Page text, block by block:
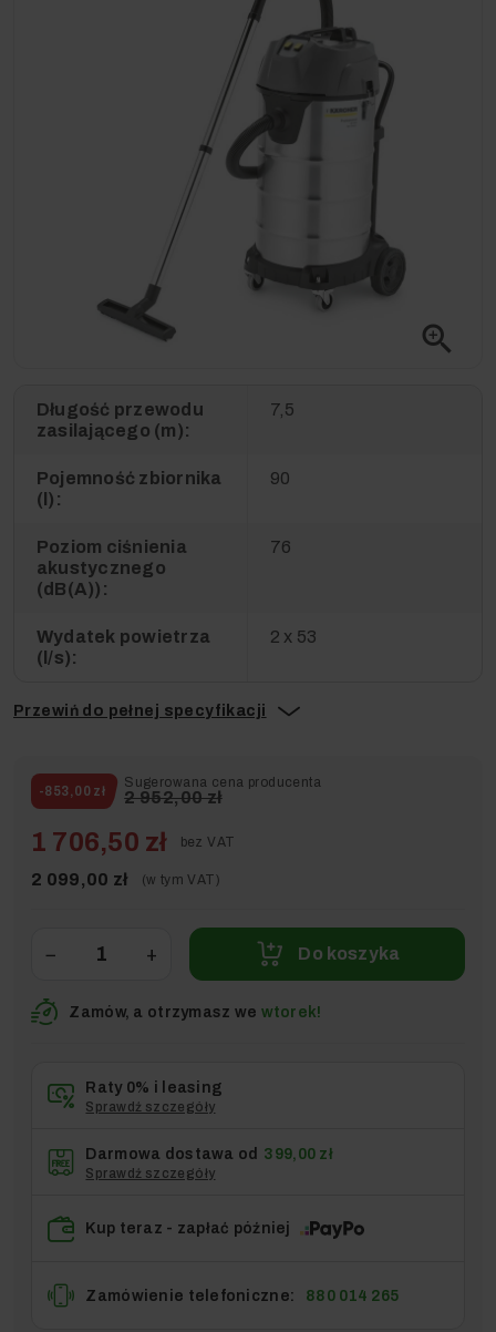
zoom_in
Długość przewodu
zasilającego (m):
7,5
Pojemność zbiornika
(l):
90
Poziom ciśnienia
akustycznego
(dB(A)):
76
Wydatek powietrza
(l/s):
2 x 53
Przewiń do pełnej specyfikacji
-853,00 zł
Sugerowana cena producenta
2 952,00 zł
1 706,50 zł bez VAT
2 099,00 zł (w tym VAT)
− + Do koszyka
Zamów, a otrzymasz we wtorek!
Raty 0% i leasing
Sprawdź szczegóły
Darmowa dostawa od 399,00 zł
Sprawdź szczegóły
Kup teraz - zapłać później
Zamówienie telefoniczne: 880 014 265